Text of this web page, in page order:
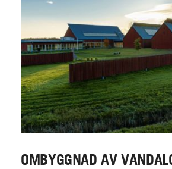
OMBYGGNAD AV